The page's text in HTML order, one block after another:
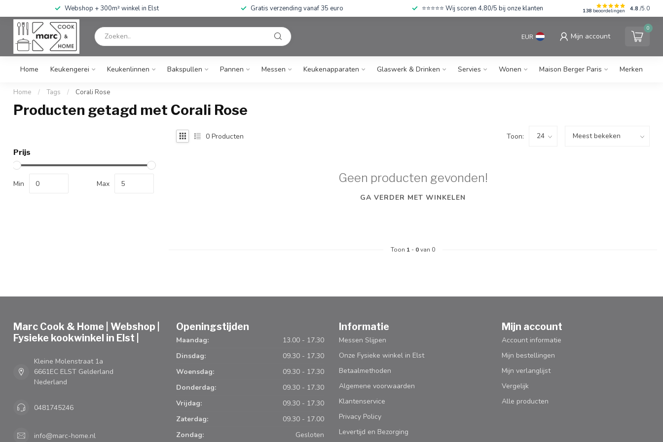
Webshop + 300m² winkel in Elst Gratis verzending vanaf 35 euro ⭐⭐⭐⭐⭐ Wij scoren 4,80/5 bij onze klanten 138 beoordelingen 4.8 /5.0
EUR Mijn account
0
Home Keukengerei Keukenlinnen Bakspullen Pannen Messen Keukenapparaten Glaswerk & Drinken Servies Wonen Maison Berger Paris Merken
Home / Tags / Corali Rose
Producten getagd met Corali Rose
Prijs
Min Max
0 Producten Toon:
Geen producten gevonden!
GA VERDER MET WINKELEN
Toon 1 - 0van 0
Marc Cook & Home | Webshop |
Fysieke kookwinkel in Elst |
Kleine Molenstraat 1a
6661EC ELST Gelderland
Nederland
0481745246
info@marc-home.nl
Openingstijden
Maandag:
13.00 - 17.30
Dinsdag:
09.30 - 17.30
Woensdag:
09.30 - 17.30
Donderdag:
09.30 - 17.30
Vrijdag:
09.30 - 17.30
Zaterdag:
09.30 - 17.00
Zondag:
Gesloten
Informatie
Messen Slijpen
Onze Fysieke winkel in Elst
Betaalmethoden
Algemene voorwaarden
Klantenservice
Privacy Policy
Levertijd en Bezorging
Mijn account
Account informatie
Mijn bestellingen
Mijn verlanglijst
Vergelijk
Alle producten